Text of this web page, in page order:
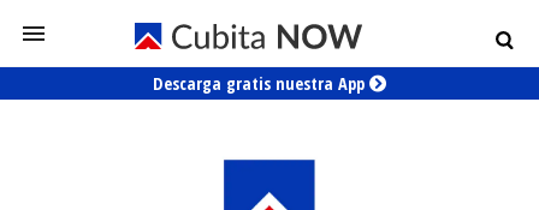
Descarga gratis nuestra App